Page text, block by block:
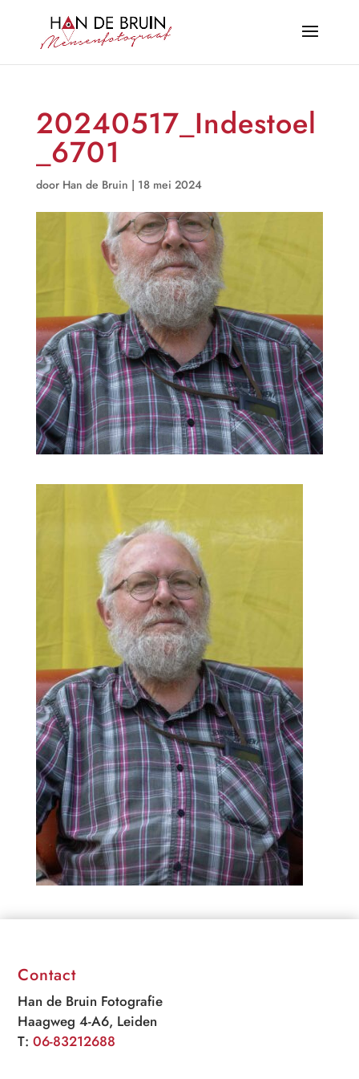
20240517_Indestoel
_6701
door Han de Bruin | 18 mei 2024
Contact
Han de Bruin Fotografie
Haagweg 4-A6, Leiden
T:06-83212688